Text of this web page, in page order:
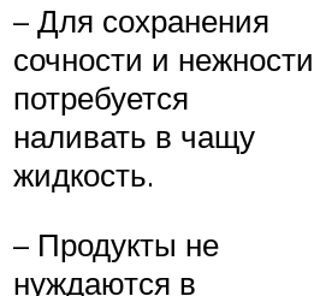
– Для сохранения
сочности и нежности
потребуется
наливать в чащу
жидкость.
– Продукты не
нуждаются в